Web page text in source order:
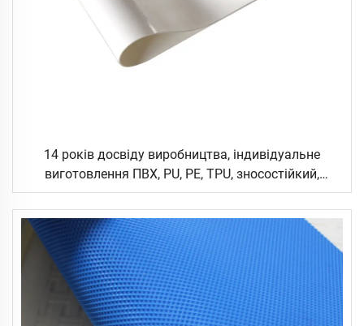
14 років досвіду виробництва, індивідуальне
виготовлення ПВХ, PU, PE, TPU, зносостійкий,
гладкий або з малюнком, логістичний, керамічний,
харчовий, промисловий плаский конвеєрний
стрічковий ремінь